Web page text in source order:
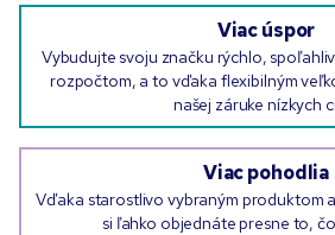
Viac úspor
Vybudujte svoju značku rýchlo,
rozpočtom, a to vďaka flexibilným
našej záruke nízkych
Viac pohodlia
Vďaka starostlivo vybraným produktom
si ľahko objednáte presne to,